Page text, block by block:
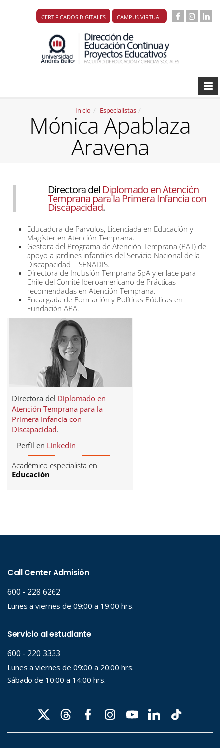
CERTIFICADOS DIGITALES CAMPUS VIRTUAL
Inicio Especialistas
Mónica Apablaza
Aravena
Directora del Diplomado en Atención
Temprana para la Primera Infancia con
Discapacidad.
Educadora de Párvulos, Licenciada en Educación y
Magíster en Atención Temprana.
Gestora del Programa de Atención Temprana (PAT) de
apoyo a jardines infantiles del Servicio Nacional de la
Discapacidad – SENADIS.
Directora de Inclusión Temprana SpA y enlace para
Chile del Comité Iberoamericano de Prácticas
recomendadas en Atención Temprana.
Encargada de Formación y Políticas Públicas en
Fundación APA.
Directora del Diplomado en
Atención Temprana para la
Primera Infancia con
Discapacidad.
Perfil en Linkedin
Académico especialista en
Educación